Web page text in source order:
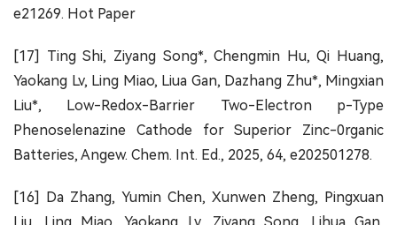
e21269. Hot Paper
[17] Ting Shi, Ziyang Song*, Chengmin Hu, Qi Huang,
Yaokang Lv, Ling Miao, Liua Gan, Dazhang Zhu*, Mingxian
Liu*, Low-Redox-Barrier Two-Electron p-Type
Phenoselenazine Cathode for Superior Zinc-0rganic
Batteries, Angew. Chem. Int. Ed., 2025, 64, e202501278.
[16] Da Zhang, Yumin Chen, Xunwen Zheng, Pingxuan